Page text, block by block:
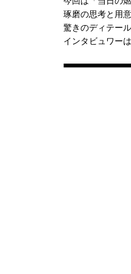
琢磨の思考と用
驚きのディテー
インタビュワー